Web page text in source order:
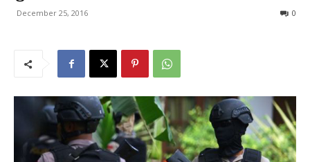
December 25, 2016 0